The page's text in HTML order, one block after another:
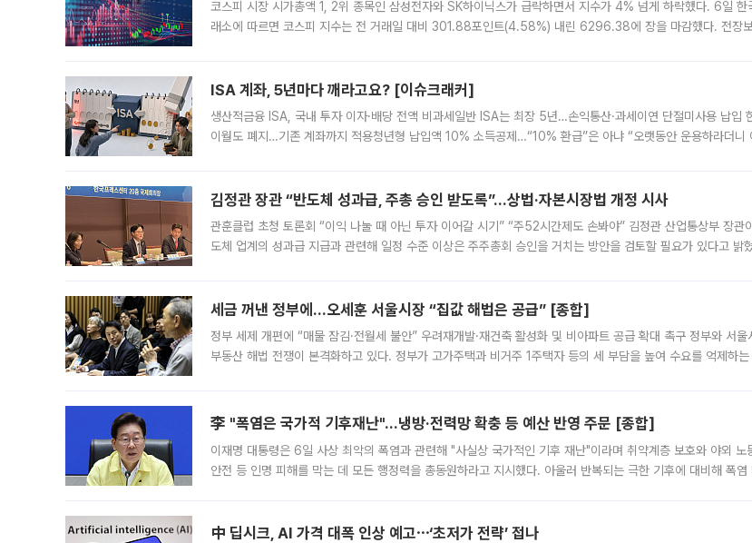
코스피 시장 시가총액 1, 2위 종목인 삼성전자와 SK하이닉스가 급락하면서 지수가 4% 넘게 하락했다. 6일 한
래소에 따르면 코스피 지수는 전 거래일 대비 301.88포인트(4.58%) 내린 6296.38에 장을 마감했다. 전장
ISA 계좌, 5년마다 깨라고요? [이슈크래커]
생산적금융 ISA, 국내 투자 이자·배당 전액 비과세일반 ISA는 최장 5년…손익통산·과세이연 단절미사용 납입
이월도 폐지…기존 계좌까지 적용청년형 납입액 10% 소득공제…“10% 환급”은 아냐 “오랫동안 운용하라더니
김정관 장관 “반도체 성과급, 주총 승인 받도록”…상법·자본시장법 개정 시사
관훈클럽 초청 토론회 “이익 나눌 때 아닌 투자 이어갈 시기” “주52시간제도 손봐야” 김정관 산업통상부 장관
도체 업계의 성과급 지급과 관련해 일정 수준 이상은 주주총회 승인을 거치는 방안을 검토할 필요가 있다고 밝
세금 꺼낸 정부에…오세훈 서울시장 “집값 해법은 공급” [종합]
정부 세제 개편에 “매물 잠김·전월세 불안” 우려재개발·재건축 활성화 및 비아파트 공급 확대 촉구 정부와 서울
부동산 해법 전쟁이 본격화하고 있다. 정부가 고가주택과 비거주 1주택자 등의 세 부담을 높여 수요를 억제하는
李 "폭염은 국가적 기후재난"…냉방·전력망 확충 등 예산 반영 주문 [종합]
이재명 대통령은 6일 사상 최악의 폭염과 관련해 "사실상 국가적인 기후 재난"이라며 취약계층 보호와 야외 노
안전 등 인명 피해를 막는 데 모든 행정력을 총동원하라고 지시했다. 아울러 반복되는 극한 기후에 대비해 폭염
中 딥시크, AI 가격 대폭 인상 예고⋯‘초저가 전략’ 접나